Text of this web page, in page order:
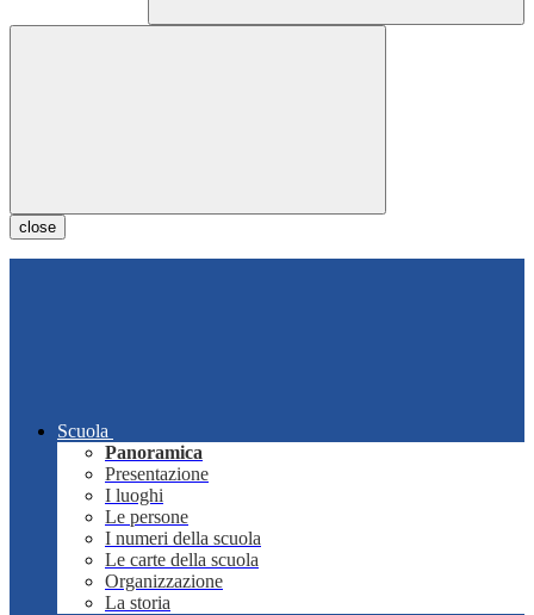
close
Scuola
Panoramica
Presentazione
I luoghi
Le persone
I numeri della scuola
Le carte della scuola
Organizzazione
La storia